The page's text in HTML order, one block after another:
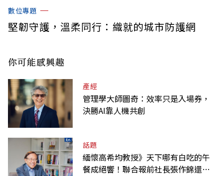
數位專題
堅韌守護，溫柔同行：織就的城市防護網
你可能感興趣
產經
管理學大師圖奇：效率只是入場券，
決勝AI靠人機共創
話題
緬懷高希均教授》天下哪有白吃的午
餐成絕響！聯合報前社長張作錦還原